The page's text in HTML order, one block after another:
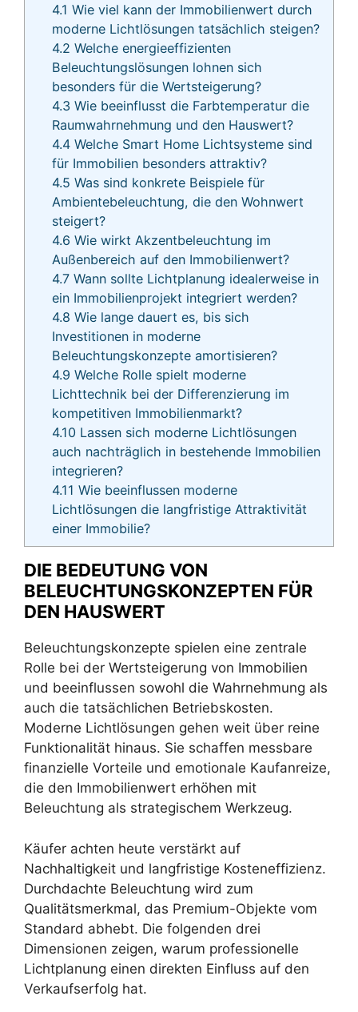
4.1 Wie viel kann der Immobilienwert durch
moderne Lichtlösungen tatsächlich steigen?
4.2 Welche energieeffizienten
Beleuchtungslösungen lohnen sich
besonders für die Wertsteigerung?
4.3 Wie beeinflusst die Farbtemperatur die
Raumwahrnehmung und den Hauswert?
4.4 Welche Smart Home Lichtsysteme sind
für Immobilien besonders attraktiv?
4.5 Was sind konkrete Beispiele für
Ambientebeleuchtung, die den Wohnwert
steigert?
4.6 Wie wirkt Akzentbeleuchtung im
Außenbereich auf den Immobilienwert?
4.7 Wann sollte Lichtplanung idealerweise in
ein Immobilienprojekt integriert werden?
4.8 Wie lange dauert es, bis sich
Investitionen in moderne
Beleuchtungskonzepte amortisieren?
4.9 Welche Rolle spielt moderne
Lichttechnik bei der Differenzierung im
kompetitiven Immobilienmarkt?
4.10 Lassen sich moderne Lichtlösungen
auch nachträglich in bestehende Immobilien
integrieren?
4.11 Wie beeinflussen moderne
Lichtlösungen die langfristige Attraktivität
einer Immobilie?
DIE BEDEUTUNG VON
BELEUCHTUNGSKONZEPTEN FÜR
DEN HAUSWERT
Beleuchtungskonzepte spielen eine zentrale
Rolle bei der Wertsteigerung von Immobilien
und beeinflussen sowohl die Wahrnehmung als
auch die tatsächlichen Betriebskosten.
Moderne Lichtlösungen gehen weit über reine
Funktionalität hinaus. Sie schaffen messbare
finanzielle Vorteile und emotionale Kaufanreize,
die den Immobilienwert erhöhen mit
Beleuchtung als strategischem Werkzeug.
Käufer achten heute verstärkt auf
Nachhaltigkeit und langfristige Kosteneffizienz.
Durchdachte Beleuchtung wird zum
Qualitätsmerkmal, das Premium-Objekte vom
Standard abhebt. Die folgenden drei
Dimensionen zeigen, warum professionelle
Lichtplanung einen direkten Einfluss auf den
Verkaufserfolg hat.